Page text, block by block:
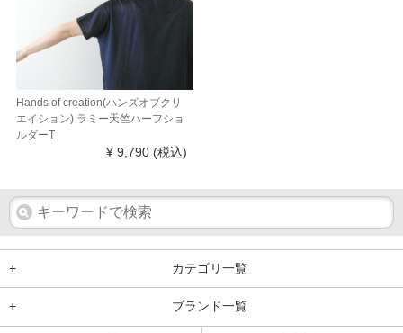
Hands of creation(ハンズオブクリ
エイション) ラミー天竺ハーフショ
ルダーT
¥ 9,790 (税込)
+ カテゴリ一覧
+ ブランド一覧